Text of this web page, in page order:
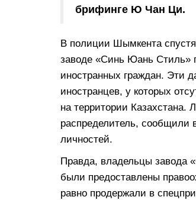
брифинге Ю Чан Ци.
В полиции Шымкента
заводе «Синь Юань Стиль»
иностранных граждан. Эти
иностранцев, у которых
на территории
распределитель, сообщили
личностей.
Правда, владельцы завода
были предоставлены
равно продержали в